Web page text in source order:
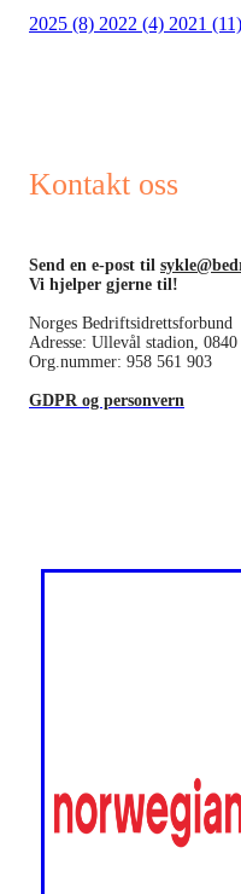
2025 (8) 2022 (4) 2021 (11)
Kontakt oss
Send en e-post til
Vi hjelper gjerne til!
Norges Bedriftsidrettsforbund
Adresse: Ullevål stadion, 0840
Org.nummer: 958 561 903
GDPR og personvern